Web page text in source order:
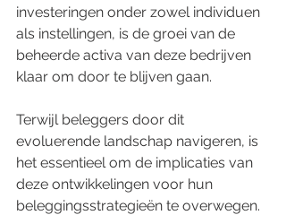
investeringen onder zowel individuen
als instellingen, is de groei van de
beheerde activa van deze bedrijven
klaar om door te blijven gaan.
Terwijl beleggers door dit
evoluerende landschap navigeren, is
het essentieel om de implicaties van
deze ontwikkelingen voor hun
beleggingsstrategieën te overwegen.